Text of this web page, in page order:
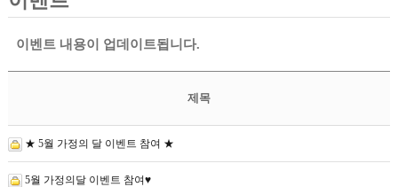
이벤트 내용이 업데이트됩니다.
제목
★ 5월 가정의 달 이벤트 참여 ★
5월 가정의달 이벤트 참여♥